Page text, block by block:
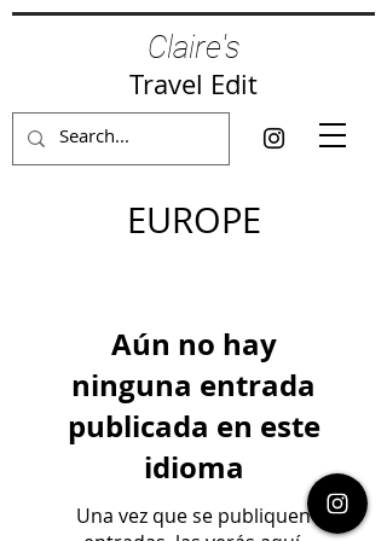
Claire's
Travel Edit
EUROPE
Aún no hay
ninguna entrada
publicada en este
idioma
Una vez que se publiquen